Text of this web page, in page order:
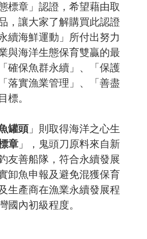
標章」認證，希望藉由取
，讓大家了解購買此認證
續海鮮運動」所付出努力
與海洋生態保育雙贏的最
確保魚群永續」、「保護
落實漁業管理」、「善盡
標。
罐頭」則取得海洋之心生
章 」，鬼頭刀原料來自新
友善船隊，符合永續發展
卸魚申報及避免混獲保育
生產商在漁業永續發展程
國內初級程度。